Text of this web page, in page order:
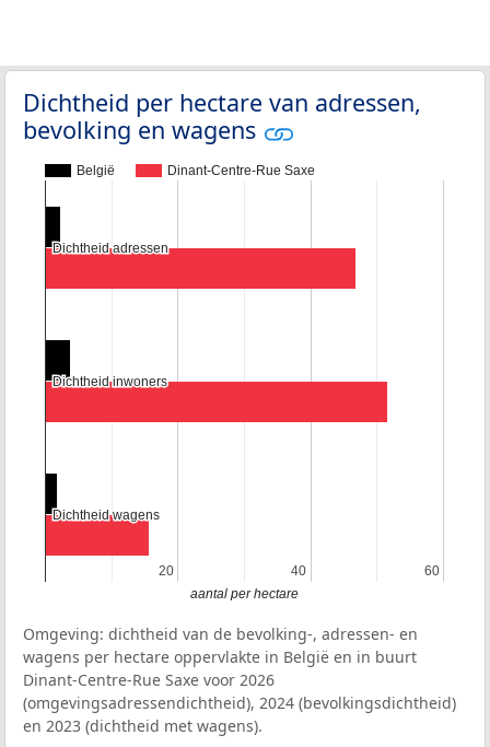
Dichtheid per hectare van adressen,
bevolking en wagens
België Dinant-Centre-Rue Saxe
20
20 40
40 60
60
Dichtheid adressen
Dichtheid adressen
Dichtheid inwoners
Dichtheid inwoners
Dichtheid wagens
Dichtheid wagens
aantal per hectare
Omgeving: dichtheid van de bevolking-, adressen- en
wagens per hectare oppervlakte in België en in buurt
Dinant-Centre-Rue Saxe voor 2026
(omgevingsadressendichtheid), 2024 (bevolkingsdichtheid)
en 2023 (dichtheid met wagens).